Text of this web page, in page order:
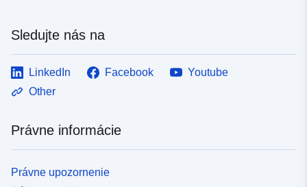
Sledujte nás na
LinkedIn Facebook
Youtube
Other
Právne informácie
Právne upozornenie